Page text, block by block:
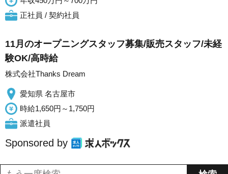
正社員 / 契約社員
11月のオープニングスタッフ募集/販売スタッフ/未経
験OK/高時給
株式会社Thanks Dream
愛知県 名古屋市
時給1,650円～1,750円
派遣社員
Sponsored by